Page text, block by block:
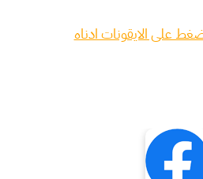
على الايقونات ادناه